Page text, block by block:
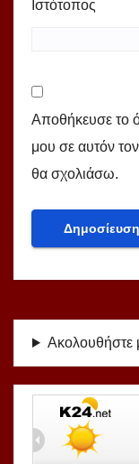
Ιστότοπος
Αποθήκευσε το
μου σε αυτόν
θα σχολιάσω.
Ακολουθήστε